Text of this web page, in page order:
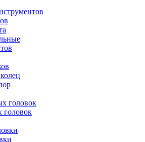
головок
головок